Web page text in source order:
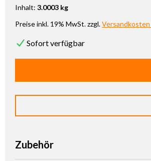
Inhalt: 3.0003 kg
Preise inkl. 19% MwSt. zzgl.Versandkosten
Sofort verfügbar
Zubehör